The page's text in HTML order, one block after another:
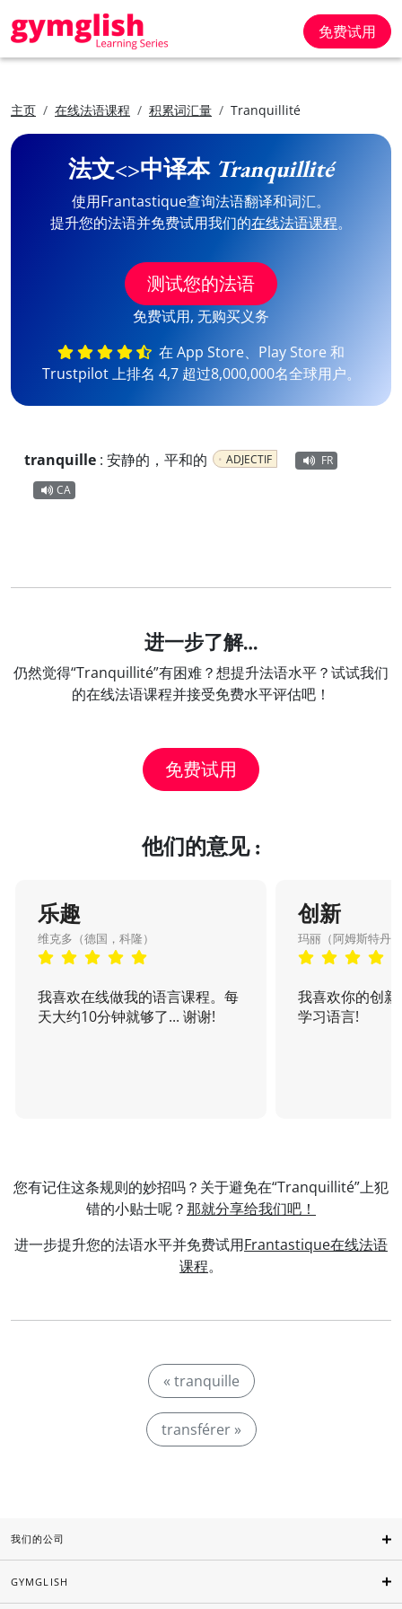
免费试用
主页 在线法语课程 积累词汇量 Tranquillité
法文<>中译本 Tranquillité
使用Frantastique查询法语翻译和词汇。
提升您的法语并免费试用我们的在线法语课程。
测试您的法语
免费试用, 无购买义务
在 App Store、Play Store 和
Trustpilot 上排名 4,7 超过8,000,000名全球用户。
tranquille : 安静的，平和的 ADJECTIF
FR
CA
进一步了解…
仍然觉得“Tranquillité”有困难？想提升法语水平？试试我们
的在线法语课程并接受免费水平评估吧！
免费试用
他们的意见 :
乐趣
维克多（德国，科隆）
我喜欢在线做我的语言课程。每
天大约10分钟就够了... 谢谢!
创新
玛丽（阿姆斯特丹
我喜欢你的创
学习语言!
您有记住这条规则的妙招吗？关于避免在“Tranquillité”上犯
错的小贴士呢？那就分享给我们吧！
进一步提升您的法语水平并免费试用Frantastique在线法语
课程。
« tranquille
transférer »
我们的公司
GYMGLISH